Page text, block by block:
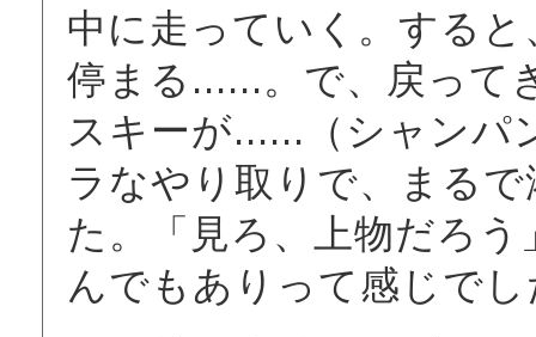
中に走っていく。する
停まる......。で、戻って
スキーが......（シャンパ
ラなやり取りで、まる
た。「見ろ、上物だろ
んでもありって感じで